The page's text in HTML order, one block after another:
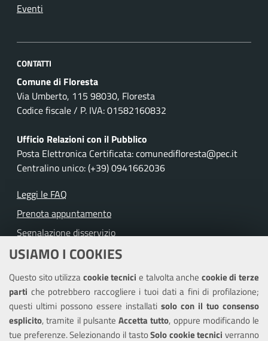
USIAMO I COOKIES
Questo sito utilizzacookie tecnicie talvolta anche cookie di terze
parti che potrebbero raccogliere i tuoi dati a fini di profilazione;
questi ultimi possono essere installati solo con il tuo consenso
esplicito, tramite il pulsante Accetta tutto, oppure modificando le
tue preferenze. Selezionando il tastoSolo cookie tecnici verranno
Eventi
CONTATTI
Comune di Floresta
Via Umberto, 115 98030, Floresta
Codice fiscale / P. IVA: 01582160832
Ufficio Relazioni con il Pubblico
Posta Elettronica Certificata: comunedifloresta@pec.it
Centralino unico: (+39) 0941662036
Leggi le FAQ
Prenota appuntamento
Segnalazione disservizio
Richiesta assistenza
Amministrazione trasparente
Informativa privacy
Note legali
Piano di miglioramento dei servizi